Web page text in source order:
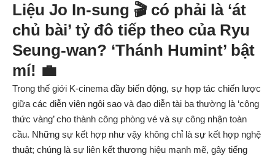
Liệu Jo In-sung 🎬 có phải là ‘át
chủ bài’ tỷ đô tiếp theo của Ryu
Seung-wan? ‘Thánh Humint’ bật
mí! 💼
Trong thế giới K-cinema đầy biến động, sự hợp tác chiến lược
giữa các diễn viên ngôi sao và đạo diễn tài ba thường là ‘công
thức vàng’ cho thành công phòng vé và sự công nhận toàn
cầu. Những sự kết hợp như vậy không chỉ là sự kết hợp nghệ
thuật; chúng là sự liên kết thương hiệu mạnh mẽ, gây tiếng